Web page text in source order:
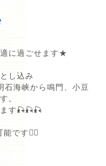
に過ごせます★
し込み
海峡から鳴門、小豆
。
す🎣🎣🎣
です🙆‍♂️